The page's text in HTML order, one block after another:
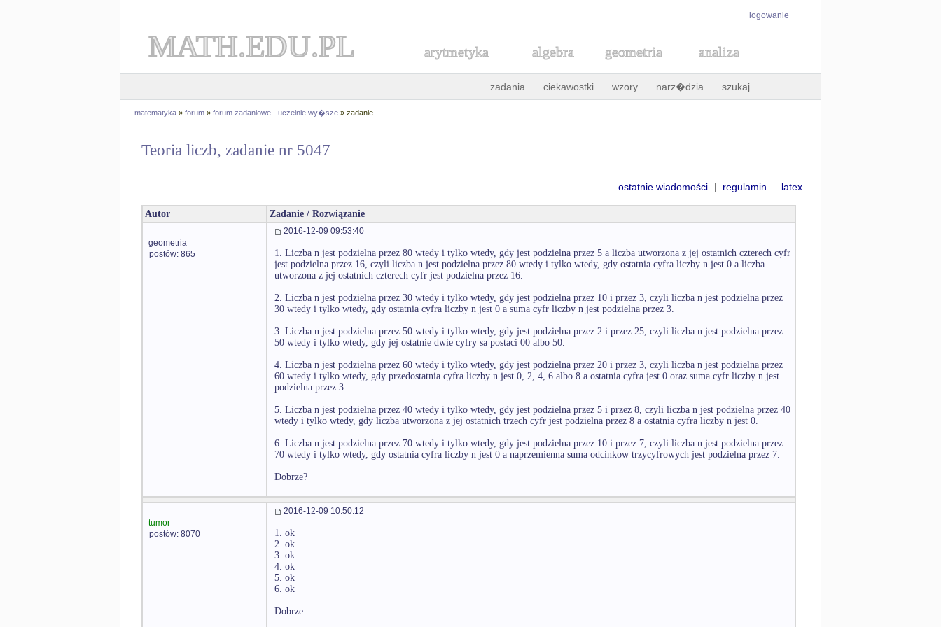
logowanie
MATH.EDU.PL arytmetyka algebra geometria analiza
zadania ciekawostki wzory narz�dzia szukaj
matematyka » forum » forum zadaniowe - uczelnie wy�sze » zadanie
Teoria liczb, zadanie nr 5047
ostatnie wiadomości | regulamin | latex
Autor Zadanie / Rozwiązanie
geometria
postów: 865
2016-12-09 09:53:40
1. Liczba n jest podzielna przez 80 wtedy i tylko wtedy, gdy jest podzielna przez 5 a liczba utworzona z jej ostatnich czterech cyfr
jest podzielna przez 16, czyli liczba n jest podzielna przez 80 wtedy i tylko wtedy, gdy ostatnia cyfra liczby n jest 0 a liczba
utworzona z jej ostatnich czterech cyfr jest podzielna przez 16.
2. Liczba n jest podzielna przez 30 wtedy i tylko wtedy, gdy jest podzielna przez 10 i przez 3, czyli liczba n jest podzielna przez
30 wtedy i tylko wtedy, gdy ostatnia cyfra liczby n jest 0 a suma cyfr liczby n jest podzielna przez 3.
3. Liczba n jest podzielna przez 50 wtedy i tylko wtedy, gdy jest podzielna przez 2 i przez 25, czyli liczba n jest podzielna przez
50 wtedy i tylko wtedy, gdy jej ostatnie dwie cyfry sa postaci 00 albo 50.
4. Liczba n jest podzielna przez 60 wtedy i tylko wtedy, gdy jest podzielna przez 20 i przez 3, czyli liczba n jest podzielna przez
60 wtedy i tylko wtedy, gdy przedostatnia cyfra liczby n jest 0, 2, 4, 6 albo 8 a ostatnia cyfra jest 0 oraz suma cyfr liczby n jest
podzielna przez 3.
5. Liczba n jest podzielna przez 40 wtedy i tylko wtedy, gdy jest podzielna przez 5 i przez 8, czyli liczba n jest podzielna przez 40
wtedy i tylko wtedy, gdy liczba utworzona z jej ostatnich trzech cyfr jest podzielna przez 8 a ostatnia cyfra liczby n jest 0.
6. Liczba n jest podzielna przez 70 wtedy i tylko wtedy, gdy jest podzielna przez 10 i przez 7, czyli liczba n jest podzielna przez
70 wtedy i tylko wtedy, gdy ostatnia cyfra liczby n jest 0 a naprzemienna suma odcinkow trzycyfrowych jest podzielna przez 7.
Dobrze?
tumor
postów: 8070
2016-12-09 10:50:12
1. ok
2. ok
3. ok
4. ok
5. ok
6. ok
Dobrze.